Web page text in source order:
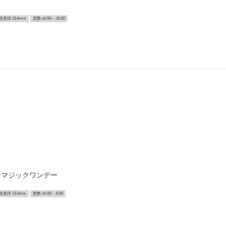
直径 13.8mm 度数 ±0.00~ -10.00
ジックワンデー
直径 13.9mm 度数 ±0.00~ -8.00